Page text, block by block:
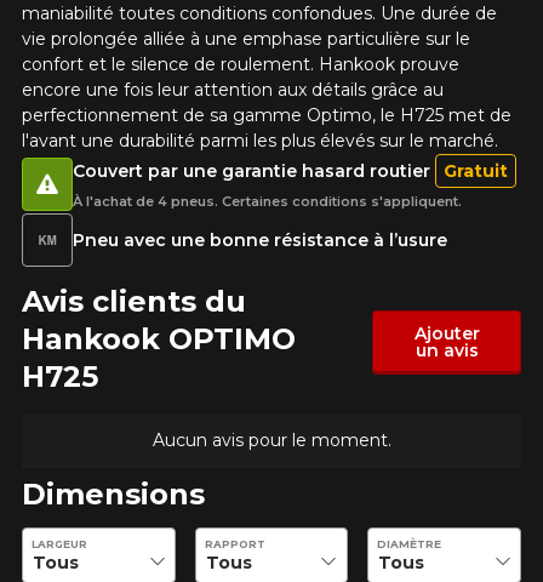
maniabilité toutes conditions confondues. Une durée de
vie prolongée alliée à une emphase particulière sur le
confort et le silence de roulement. Hankook prouve
encore une fois leur attention aux détails grâce au
perfectionnement de sa gamme Optimo, le H725 met de
l'avant une durabilité parmi les plus élevés sur le marché.
Pneu avec une bonne résistance à l’usure
Couvert par une garantie hasard routier Gratuit
À l'achat de 4 pneus. Certaines conditions s'appliquent.
Avis clients du
Hankook OPTIMO
H725
Ajouter
un avis
Aucun avis pour le moment.
Dimensions
Entrez les dimensions souhaitées pour vérifier la disponibilité
LARGEUR RAPPORT DIAMÈTRE
Courriel
Votre véhicule
Année
Marque
Modèle